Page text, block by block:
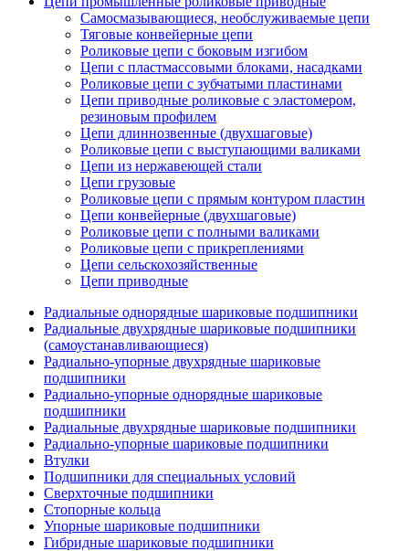
Самосмазывающиеся, необслуживаемые цепи
Тяговые конвейерные цепи
Роликовые цепи с боковым изгибом
Цепи с пластмассовыми блоками, насадками
Роликовые цепи с зубчатыми пластинами
Цепи приводные роликовые с эластомером,
резиновым профилем
Цепи длиннозвенные (двухшаговые)
Роликовые цепи с выступающими валиками
Цепи из нержавеющей стали
Цепи грузовые
Роликовые цепи с прямым контуром пластин
Цепи конвейерные (двухшаговые)
Роликовые цепи с полными валиками
Роликовые цепи с прикреплениями
Цепи сельскохозяйственные
Цепи приводные
Радиальные однорядные шариковые подшипники
Радиальные двухрядные шариковые подшипники
(самоустанавливающиеся)
Радиально-упорные двухрядные шариковые
подшипники
Радиально-упорные однорядные шариковые
подшипники
Радиальные двухрядные шариковые подшипники
Радиально-упорные шариковые подшипники
Втулки
Подшипники для специальных условий
Сверхточные подшипники
Стопорные кольца
Упорные шариковые подшипники
Гибридные шариковые подшипники